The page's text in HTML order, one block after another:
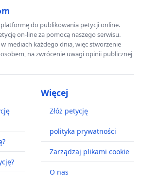
do publikowania petycji online.
on-line za pomocą naszego serwisu.
mediach każdego dnia, więc stworzenie
na zwrócenie uwagi opinii publicznej
Więcej
Złóż petycję
polityka prywatności
Zarządzaj plikami cookie
O nas